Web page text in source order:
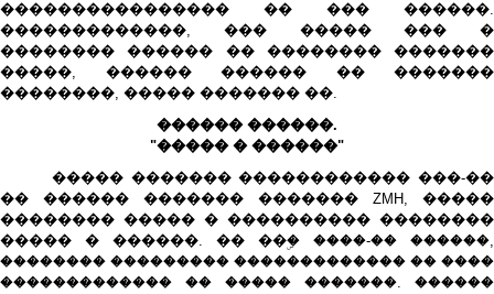
���������������� �� ��� ������.
�������������, ��� ����� ��� �
�������� ������ �� �������� �������
�����, ������ ������ �� �������
��������, ����� ������� ��.
������ ������.
"����� � ������"
����� ������� ������������ ���-��
�� ������ ������� ������� ZMH, �����
�������� ����� � ���������� ��������
����� � ������. �� ��ۣ� ����-�� ������,
�������� ��������� ������������� �� ����
������������� �� ����� �������. ������